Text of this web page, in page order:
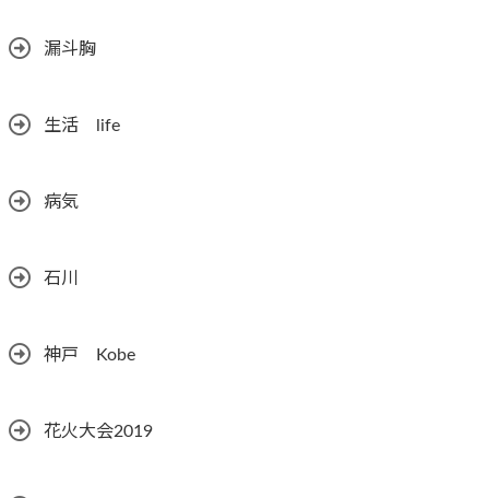
漏斗胸
生活 life
病気
石川
神戸 Kobe
花火大会2019